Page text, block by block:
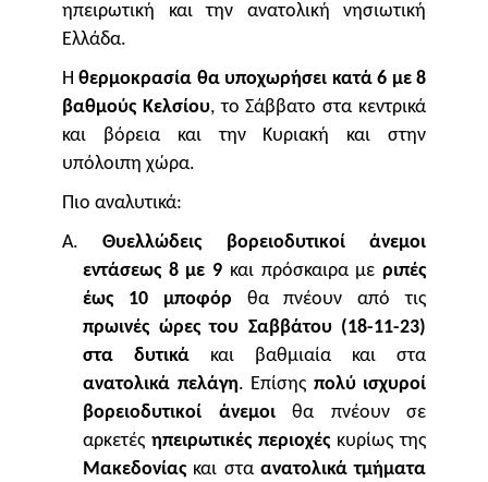
ηπειρωτική και την ανατολική νησιωτική
Ελλάδα.
Ηθερμοκρασία θα υποχωρήσει κατά 6 με 8
βαθμούς Κελσίου, το Σάββατο στα κεντρικά
και βόρεια και την Κυριακή και στην
υπόλοιπη χώρα.
Πιο αναλυτικά:
Α.Θυελλώδεις βορειοδυτικοί άνεμοι
εντάσεως 8 με 9 και πρόσκαιρα με ριπές
έως 10 μποφόρ θα πνέουν από τις
πρωινές ώρες του Σαββάτου (18-11-23)
στα δυτικά και βαθμιαία και στα
ανατολικά πελάγη. Επίσης πολύ ισχυροί
βορειοδυτικοί άνεμοιθα πνέουν σε
αρκετές ηπειρωτικές περιοχέςκυρίως της
Μακεδονίαςκαι στα ανατολικά τμήματα